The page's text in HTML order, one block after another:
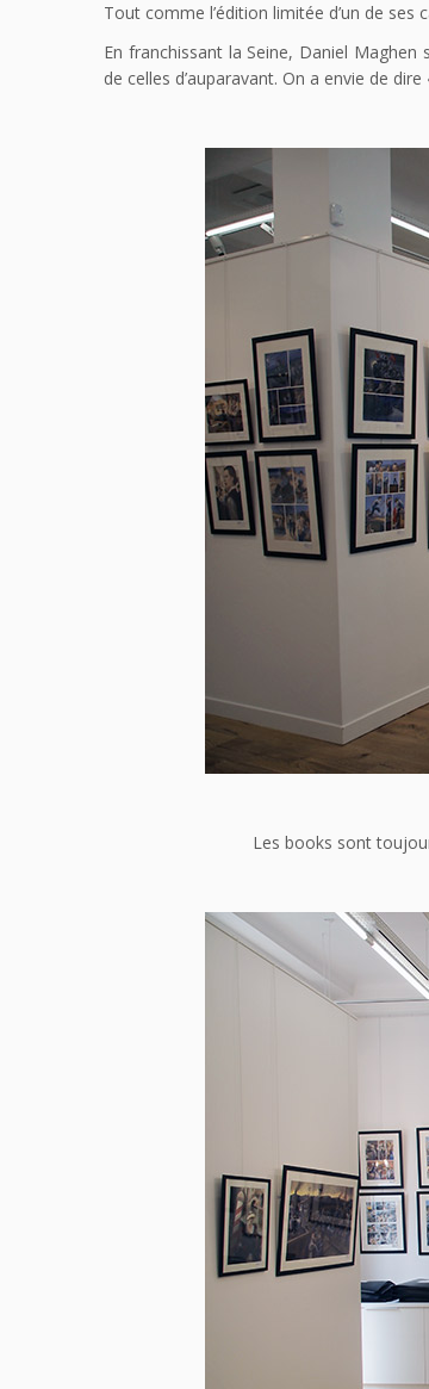
Tout comme l’édition limitée d’un de
En franchissant la Seine, Daniel Maghen
de celles d’auparavant. On a envie de
Les books sont